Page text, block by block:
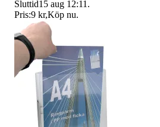
Sluttid15 aug 12:11 .
Pris:9 kr,Köp nu.